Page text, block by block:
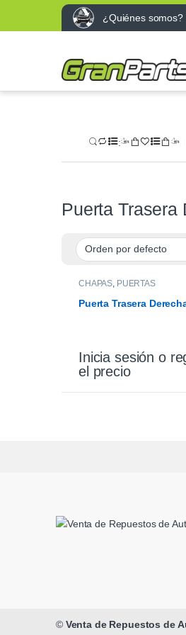
¿Quiénes somos?
Puerta Trasera
CHAPAS, PUERTAS
Puerta Trasera
Inicia sesión o
el precio
© Venta de Repuestos de